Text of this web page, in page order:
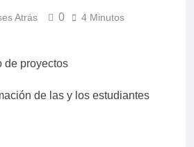
Atrás 0 4 Minutos
de proyectos
de las y los estudiantes